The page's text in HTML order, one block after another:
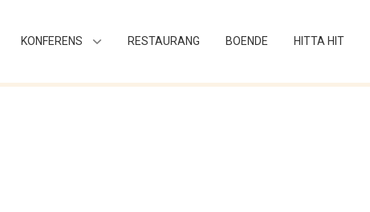
KONFERENS RESTAURANG BOENDE HITTA HIT